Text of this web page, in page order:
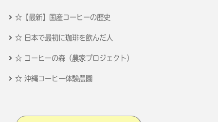
☆【最新】国産コーヒーの歴史
☆ 日本で最初に珈琲を飲んだ人
☆ コーヒーの森（農家プロジェクト）
☆ 沖縄コーヒー体験農園